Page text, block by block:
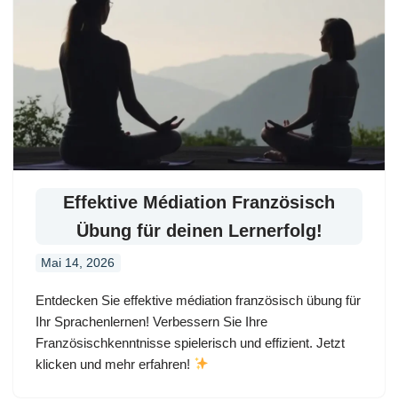
Effektive Médiation Französisch
Übung für deinen Lernerfolg!
Mai 14, 2026
Entdecken Sie effektive médiation französisch übung für
Ihr Sprachenlernen! Verbessern Sie Ihre
Französischkenntnisse spielerisch und effizient. Jetzt
klicken und mehr erfahren!